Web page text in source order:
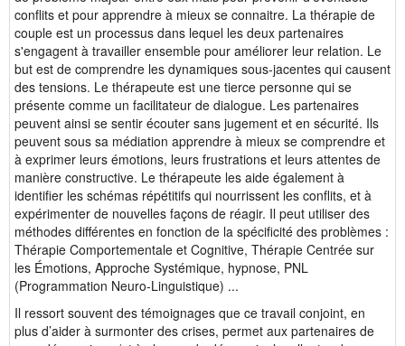
conflits et pour apprendre à mieux se connaitre. La thérapie de
couple est un processus dans lequel les deux partenaires
s'engagent à travailler ensemble pour améliorer leur relation. Le
but est de comprendre les dynamiques sous-jacentes qui causent
des tensions. Le thérapeute est une tierce personne qui se
présente comme un facilitateur de dialogue. Les partenaires
peuvent ainsi se sentir écouter sans jugement et en sécurité. Ils
peuvent sous sa médiation apprendre à mieux se comprendre et
à exprimer leurs émotions, leurs frustrations et leurs attentes de
manière constructive. Le thérapeute les aide également à
identifier les schémas répétitifs qui nourrissent les conflits, et à
expérimenter de nouvelles façons de réagir. Il peut utiliser des
méthodes différentes en fonction de la spécificité des problèmes :
Thérapie Comportementale et Cognitive, Thérapie Centrée sur
les Émotions, Approche Systémique, hypnose, PNL
(Programmation Neuro-Linguistique) ...
Il ressort souvent des témoignages que ce travail conjoint, en
plus d’aider à surmonter des crises, permet aux partenaires de